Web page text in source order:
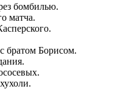
бомбилью.
матча.
братом Борисом.